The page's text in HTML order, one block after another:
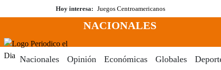
al
Hoy interesa: Juegos Centroamericanos
Menú
NACIONALES
Nacionales Opinión Económicas Globales